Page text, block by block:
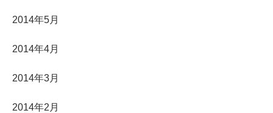
2014年5月
2014年4月
2014年3月
2014年2月